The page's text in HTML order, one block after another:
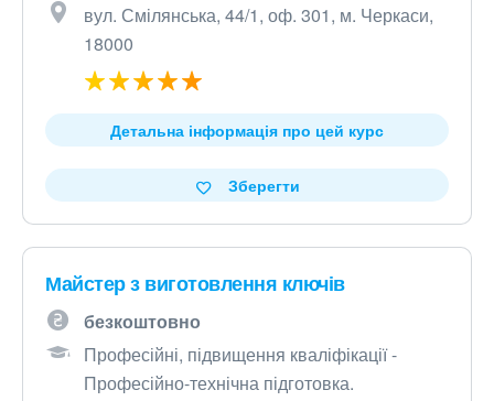
вул. Смілянська, 44/1, оф. 301, м. Черкаси,
18000
Детальна інформація про цей курс
Зберегти
Майстер з виготовлення ключів
безкоштовно
Професійні, підвищення кваліфікації -
Професійно-технічна підготовка.